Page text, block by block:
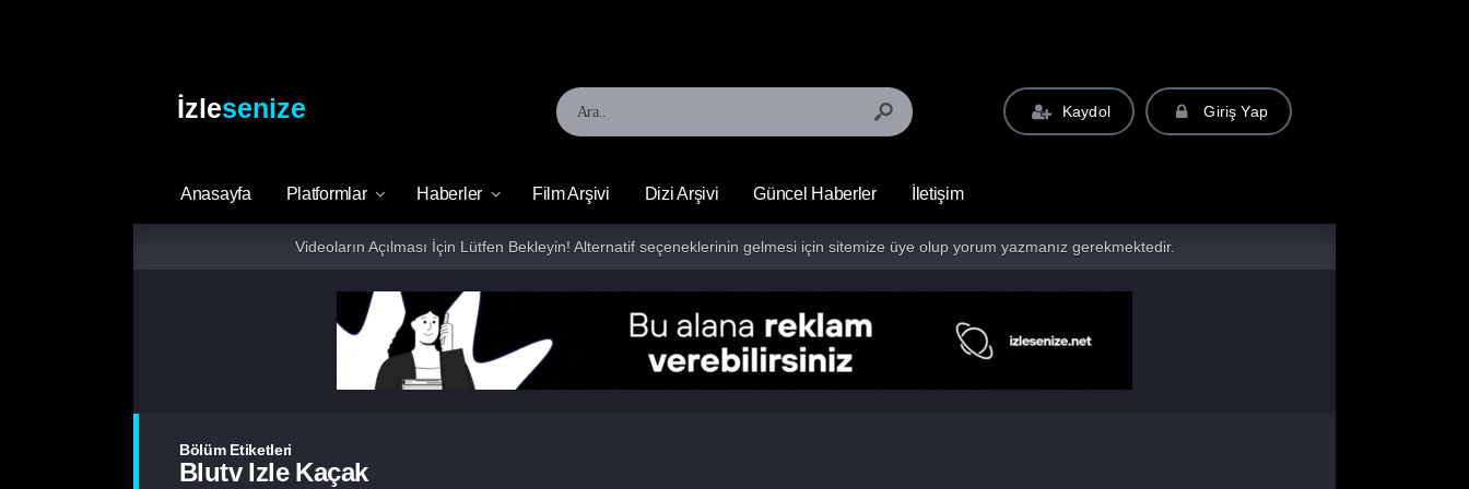
İzlesenize Kaydol Giriş Yap
Anasayfa Platformlar Haberler Film Arşivi Dizi Arşivi Güncel Haberler İletişim
Videoların Açılması İçin Lütfen Bekleyin! Alternatif seçeneklerinin gelmesi için sitemize üye olup yorum yazmanız gerekmektedir.
Bölüm Etiketleri
Blutv Izle Kaçak